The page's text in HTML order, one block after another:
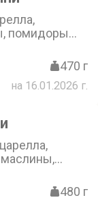
помидоры
470 г
на 16.01.2026 г.
(25 см)480 г